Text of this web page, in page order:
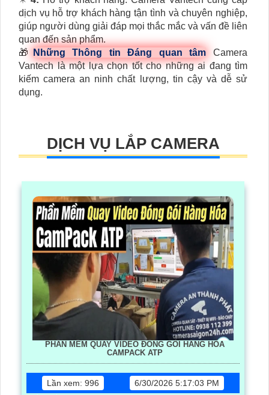
dịch vụ hỗ trợ khách hàng tận tình và chuyên nghiệp,
giúp người dùng giải đáp mọi thắc mắc và vấn đề liên
quan đến sản phẩm.
🎁
Những Thông tin Đáng quan tâm Camera
Vantech là một lựa chọn tốt cho những ai đang tìm
kiếm camera an ninh chất lượng, tin cậy và dễ sử
dụng.
DỊCH VỤ LẮP CAMERA
PHẦN MỀM QUAY VIDEO ĐÓNG GÓI HÀNG HÓA
CAMPACK ATP
Lần xem: 996
6/30/2026 5:17:03 PM